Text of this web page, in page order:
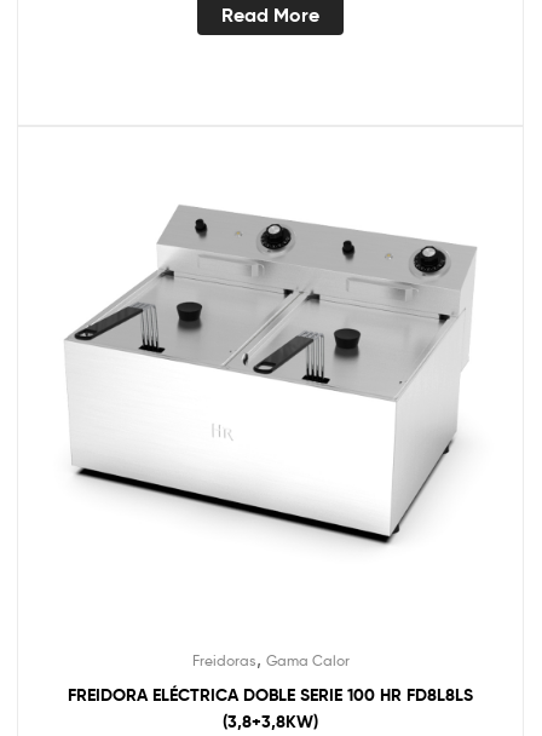
Read More
Freidoras, Gama Calor
FREIDORA ELÉCTRICA DOBLE SERIE 100 HR FD8L8LS
(3,8+3,8KW)